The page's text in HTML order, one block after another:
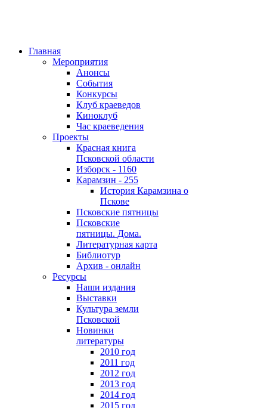
Главная
Мероприятия
Анонсы
События
Конкурсы
Клуб краеведов
Киноклуб
Час краеведения
Проекты
Красная книга
Псковской области
Изборск - 1160
Карамзин - 255
История Карамзина о
Пскове
Псковские пятницы
Псковские
пятницы. Дома.
Литературная карта
Библиотур
Архив - онлайн
Ресурсы
Наши издания
Выставки
Культура земли
Псковской
Новинки
литературы
2010 год
2011 год
2012 год
2013 год
2014 год
2015 год